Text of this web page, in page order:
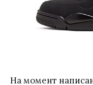
На момент